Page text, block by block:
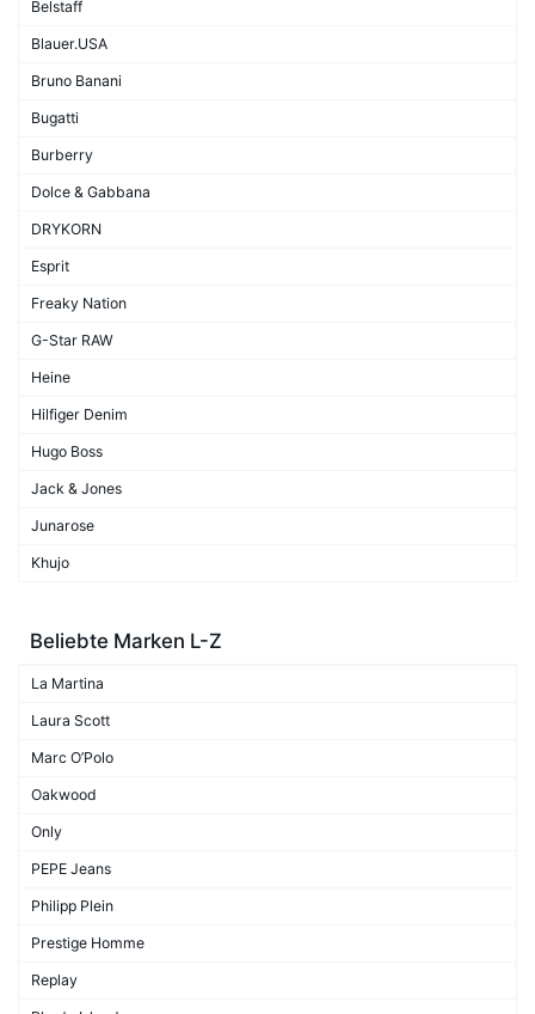
Belstaff
Blauer.USA
Bruno Banani
Bugatti
Burberry
Dolce & Gabbana
DRYKORN
Esprit
Freaky Nation
G-Star RAW
Heine
Hilfiger Denim
Hugo Boss
Jack & Jones
Junarose
Khujo
Beliebte Marken L-Z
La Martina
Laura Scott
Marc O’Polo
Oakwood
Only
PEPE Jeans
Philipp Plein
Prestige Homme
Replay